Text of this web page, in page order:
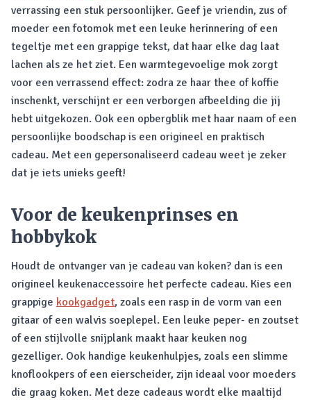
verrassing een stuk persoonlijker. Geef je vriendin, zus of
moeder een fotomok met een leuke herinnering of een
tegeltje met een grappige tekst, dat haar elke dag laat
lachen als ze het ziet. Een warmtegevoelige mok zorgt
voor een verrassend effect: zodra ze haar thee of koffie
inschenkt, verschijnt er een verborgen afbeelding die jij
hebt uitgekozen. Ook een opbergblik met haar naam of een
persoonlijke boodschap is een origineel en praktisch
cadeau. Met een gepersonaliseerd cadeau weet je zeker
dat je iets unieks geeft!
Voor de keukenprinses en
hobbykok
Houdt de ontvanger van je cadeau van koken? dan is een
origineel keukenaccessoire het perfecte cadeau. Kies een
grappige kookgadget, zoals een rasp in de vorm van een
gitaar of een walvis soeplepel. Een leuke peper- en zoutset
of een stijlvolle snijplank maakt haar keuken nog
gezelliger. Ook handige keukenhulpjes, zoals een slimme
knoflookpers of een eierscheider, zijn ideaal voor moeders
die graag koken. Met deze cadeaus wordt elke maaltijd